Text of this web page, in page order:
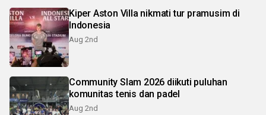
Kiper Aston Villa nikmati tur pramusim di
Indonesia
Aug 2nd
Community Slam 2026 diikuti puluhan
komunitas tenis dan padel
Aug 2nd